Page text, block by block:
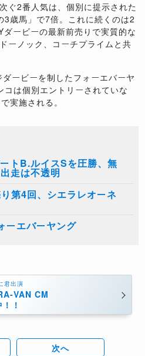
ぐ2番人気は、個別に提示された
歳馬」で7倍。これに続くのは2
ービーの最新前売りで実質的な
ーノック、コーチプライムと共
ービーを制したフォーエバーヤ
は個別エントリーされていな
実施される。
トB.ルイスSを圧勝、無
走は不透明
第4回、シエラレオーネ
ーエバーヤング
君出演
VAN CM
！
次へ